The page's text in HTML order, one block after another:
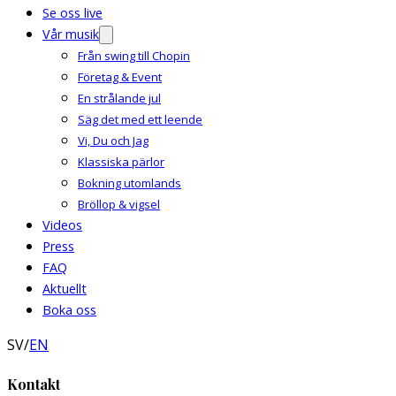
Se oss live
Vår musik
Från swing till Chopin
Företag & Event
En strålande jul
Säg det med ett leende
Vi, Du och Jag
Klassiska pärlor
Bokning utomlands
Bröllop & vigsel
Videos
Press
FAQ
Aktuellt
Boka oss
SV/EN
Kontakt